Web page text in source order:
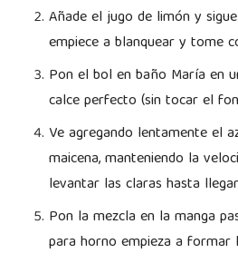
Añade el jugo de limón y
empiece a blanquear y tome
Pon el bol en baño María en
calce perfecto (sin tocar el
Ve agregando lentamente el
maicena, manteniendo la
levantar las claras hasta
Pon la mezcla en la manga
para horno empieza a formar